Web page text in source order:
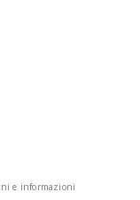
e informazioni